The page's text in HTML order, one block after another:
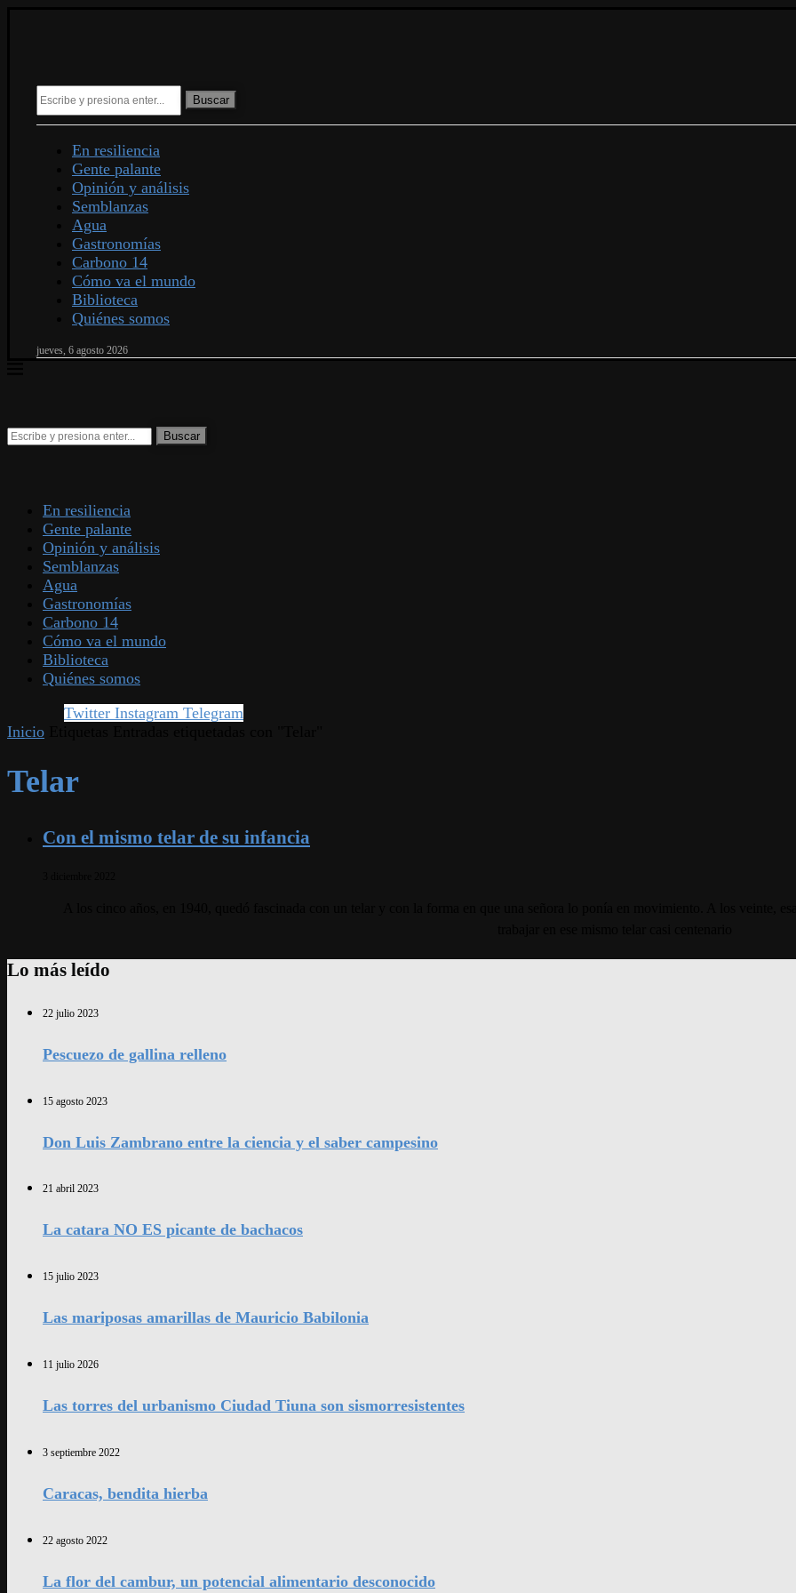
Buscar
En resiliencia
Gente palante
Opinión y análisis
Semblanzas
Agua
Gastronomías
Carbono 14
Cómo va el mundo
Biblioteca
Quiénes somos
jueves, 6 agosto 2026
En resiliencia
Gente palante
Opinión y análisis
Semblanzas
Agua
Gastronomías
Carbono 14
Cómo va el mundo
Biblioteca
Quiénes somos
Twitter Instagram Telegram
Inicio
Telar
Con el mismo telar de su infancia
Lo más leído
22 julio 2023
Pescuezo de gallina relleno
15 agosto 2023
Don Luis Zambrano entre la ciencia y el saber campesino
21 abril 2023
La catara NO ES picante de bachacos
15 julio 2023
Las mariposas amarillas de Mauricio Babilonia
11 julio 2026
Las torres del urbanismo Ciudad Tiuna son sismorresistentes
3 septiembre 2022
Caracas, bendita hierba
22 agosto 2022
La flor del cambur, un potencial alimentario desconocido